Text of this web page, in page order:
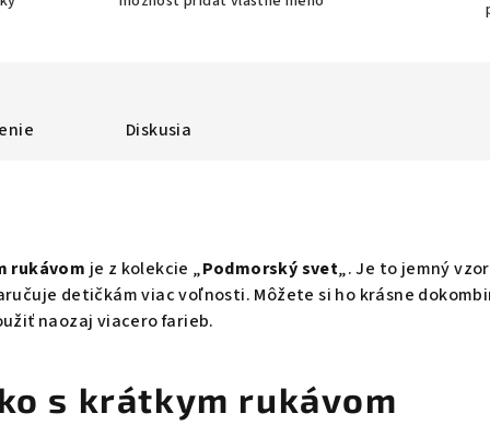
Diskusia
rukávom je z kolekcie „Podmorský svet„. Je to jemný
detičkám viac voľnosti. Môžete si ho krásne
naozaj viacero farieb.
s krátkym rukávom